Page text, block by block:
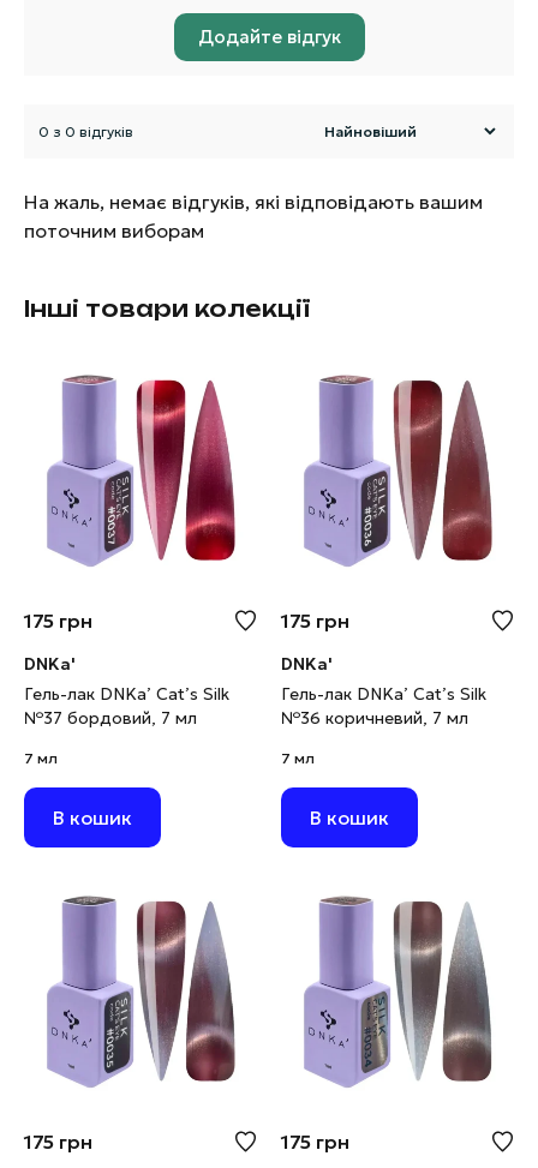
Додайте відгук
0 з 0 відгуків
На жаль, немає відгуків, які відповідають вашим
поточним виборам
Інші товари колекції
175 грн
DNKa'
Гель-лак DNKa’ Cat’s Silk
№37 бордовий, 7 мл
7 мл
В кошик
175 грн
DNKa'
Гель-лак DNKa’ Cat’s Silk
№36 коричневий, 7 мл
7 мл
В кошик
175 грн 175 грн